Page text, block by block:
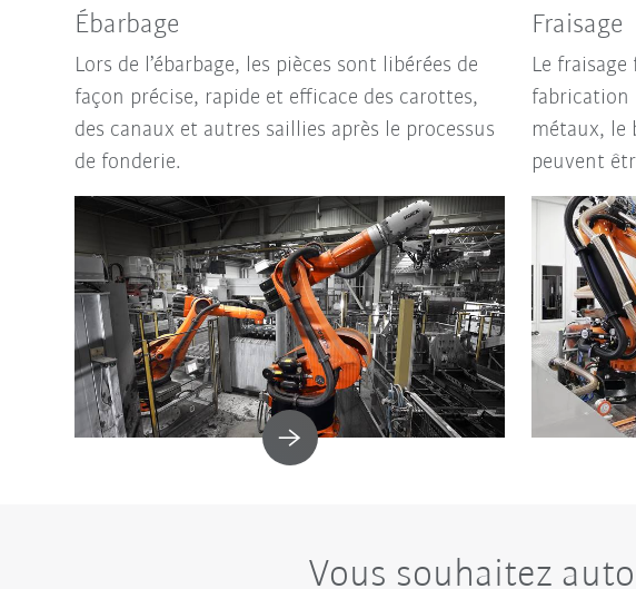
Ébarbage
Lors de l’ébarbage, les pièces sont libérées de
façon précise, rapide et efficace des carottes,
des canaux et autres saillies après le processus
de fonderie.
Fraisage
Le
fabrication
métaux, le
peuvent
Vous souhaitez